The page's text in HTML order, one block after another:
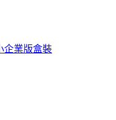
企業版盒裝